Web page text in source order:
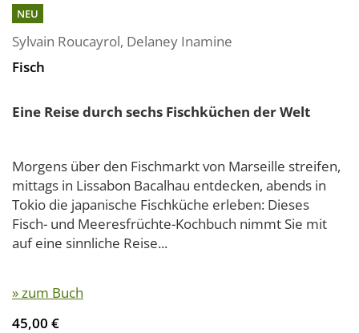
NEU
Sylvain Roucayrol, Delaney Inamine
Fisch
Eine Reise durch sechs Fischküchen der Welt
Morgens über den Fischmarkt von Marseille streifen,
mittags in Lissabon Bacalhau entdecken, abends in
Tokio die japanische Fischküche erleben: Dieses
Fisch- und Meeresfrüchte-Kochbuch nimmt Sie mit
auf eine sinnliche Reise...
» zum Buch
45,00 €